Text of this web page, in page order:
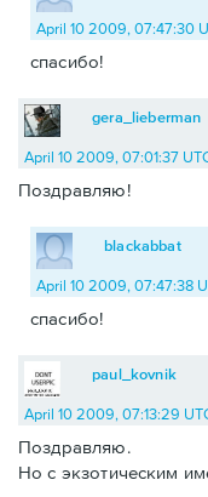
April 10 2009, 07:47:30
спасибо!
gera_lieberman
April 10 2009, 07:01:37
Поздравляю!
blackabbat
April 10 2009, 07:47:38
спасибо!
paul_kovnik
April 10 2009, 07:13:29
Поздравляю.
Но с экзотическим